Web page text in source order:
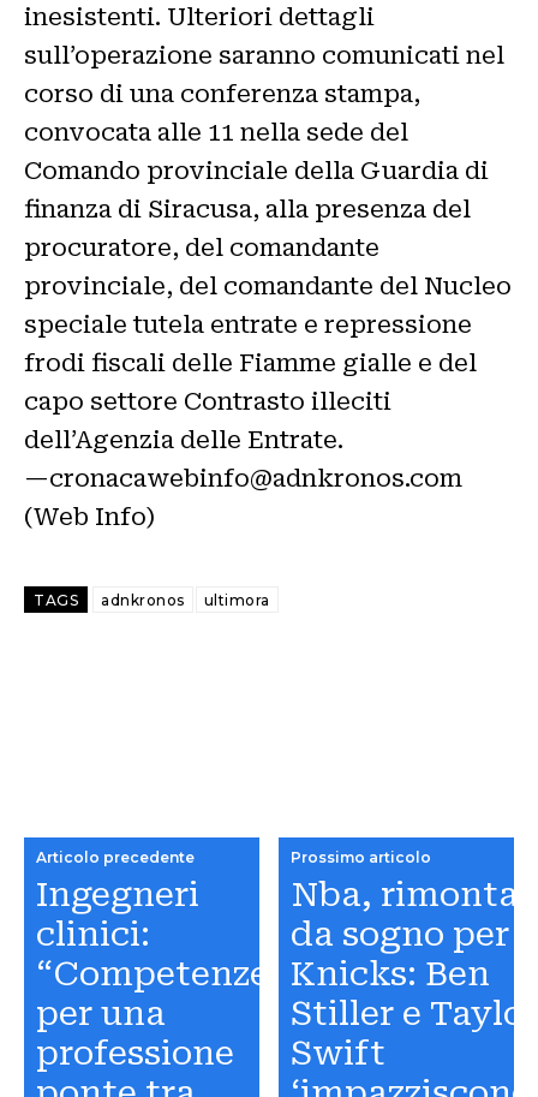
inesistenti. Ulteriori dettagli
sull’operazione saranno comunicati nel
corso di una conferenza stampa,
convocata alle 11 nella sede del
Comando provinciale della Guardia di
finanza di Siracusa, alla presenza del
procuratore, del comandante
provinciale, del comandante del Nucleo
speciale tutela entrate e repressione
frodi fiscali delle Fiamme gialle e del
capo settore Contrasto illeciti
dell’Agenzia delle Entrate.
—cronacawebinfo@adnkronos.com
(Web Info)
TAGS adnkronos ultimora
Articolo precedente
Ingegneri
clinici:
“Competenze
per una
professione
Prossimo articolo
Nba, rimonta
da sogno per
Knicks: Ben
Stiller e Taylor
Swift